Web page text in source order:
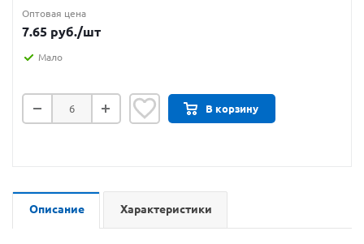
Оптовая цена
7.65 руб./шт
Мало
В корзину
Описание Характеристики